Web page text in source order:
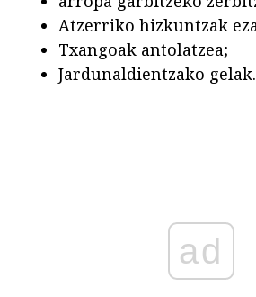
Atzerriko hizkuntzak
Txangoak antolatzea;
Jardunaldientzako gelak.
ad